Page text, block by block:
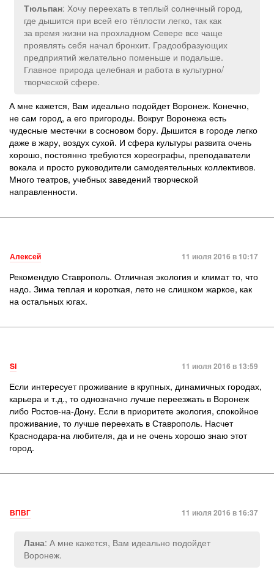
Тюльпан: Хочу переехать в теплый солнечный город,
где дышится при всей его тёплости легко, так как
за время жизни на прохладном Севере все чаще
проявлять себя начал бронхит. Градообразующих
предприятий желательно поменьше и подальше.
Главное природа целебная и работа в культурно/
творческой сфере.
А мне кажется, Вам идеально подойдет Воронеж. Конечно,
не сам город, а его пригороды. Вокруг Воронежа есть
чудесные местечки в сосновом бору. Дышится в городе легко
даже в жару, воздух сухой. И сфера культуры развита очень
хорошо, постоянно требуются хореографы, преподаватели
вокала и просто руководители самодеятельных коллективов.
Много театров, учебных заведений творческой
направленности.
Алексей 11 июля 2016 в 10:17
Рекомендую Ставрополь. Отличная экология и климат то, что
надо. Зима теплая и короткая, лето не слишком жаркое, как
на остальных югах.
SI 11 июля 2016 в 13:59
Если интересует проживание в крупных, динамичных городах,
карьера и т.д., то однозначно лучше переезжать в Воронеж
либо Ростов-на-Дону. Если в приоритете экология, спокойное
проживание, то лучше переехать в Ставрополь. Насчет
Краснодара-на любителя, да и не очень хорошо знаю этот
город.
ВПВГ 11 июля 2016 в 16:37
Лана: А мне кажется, Вам идеально подойдет
Воронеж.